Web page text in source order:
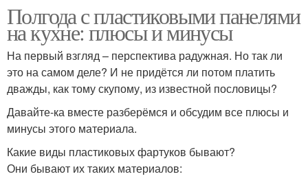
панелями
Панели для кухни
Уход за стеновыми
Полгода с пластиковыми панелями
на кухне: плюсы и минусы
На первый взгляд – перспектива радужная. Но так ли
это на самом деле? И не придётся ли потом платить
дважды, как тому скупому, из известной пословицы?
Давайте-ка вместе разберёмся и обсудим все плюсы и
минусы этого материала.
Какие виды пластиковых фартуков бывают?
Они бывают их таких материалов: